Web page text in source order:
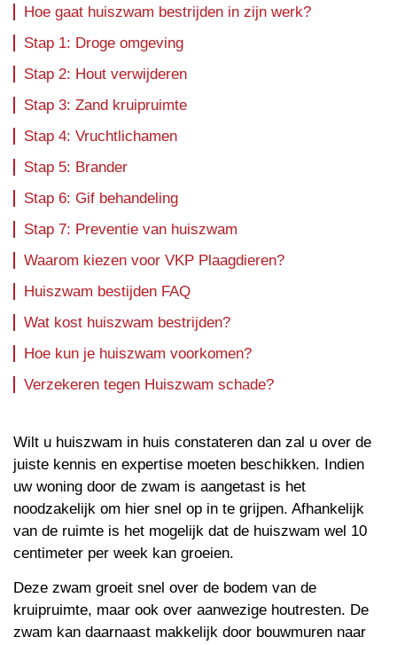
Hoe gaat huiszwam bestrijden in zijn werk?
Stap 1: Droge omgeving
Stap 2: Hout verwijderen
Stap 3: Zand kruipruimte
Stap 4: Vruchtlichamen
Stap 5: Brander
Stap 6: Gif behandeling
Stap 7: Preventie van huiszwam
Waarom kiezen voor VKP Plaagdieren?
Huiszwam bestijden FAQ
Wat kost huiszwam bestrijden?
Hoe kun je huiszwam voorkomen?
Verzekeren tegen Huiszwam schade?
Wilt u huiszwam in huis constateren dan zal u over de
juiste kennis en expertise moeten beschikken. Indien
uw woning door de zwam is aangetast is het
noodzakelijk om hier snel op in te grijpen. Afhankelijk
van de ruimte is het mogelijk dat de huiszwam wel 10
centimeter per week kan groeien.
Deze zwam groeit snel over de bodem van de
kruipruimte, maar ook over aanwezige houtresten. De
zwam kan daarnaast makkelijk door bouwmuren naar